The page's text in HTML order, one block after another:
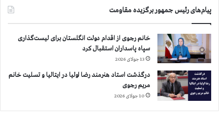
پیام‌های رئیس جمهور برگزیده مقاومت
خانم رجوی از اقدام دولت انگلستان برای لیست‌گذاری
سپاه پاسداران استقبال کرد
13 جولای 2026
درگذشت استاد هنرمند رضا اولیا در ایتالیا و تسلیت خانم
مریم رجوی
10 جولای 2026